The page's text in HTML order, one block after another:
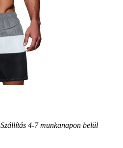
Szállítás 4-7 munkanapon belül